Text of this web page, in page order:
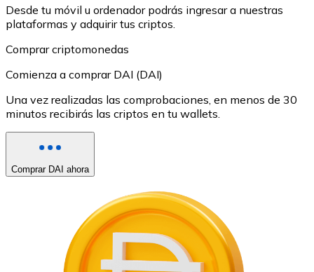
Desde tu móvil u ordenador podrás ingresar a nuestras
plataformas y adquirir tus criptos.
Comprar criptomonedas
Comienza a comprar DAI (DAI)
Una vez realizadas las comprobaciones, en menos de 30
minutos recibirás las criptos en tu wallets.
Comprar DAI ahora